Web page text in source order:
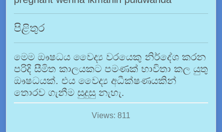
පිළිතුර
මෙම ඖෂධය වෛද්‍ය වරයෙකු නිර්දේශ කරන
පරිදි සීමිත කාලයකට පමණක් භාවිතා කල යුතු
ඖෂධයක්. එය වෛද්‍ය අධීක්ෂණයකින්
තොරව ගැනීම සුදුසු නැහැ.
Views: 811